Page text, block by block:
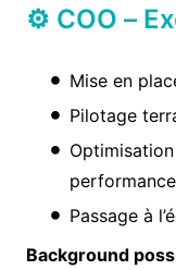
⚙️ COO –
Mise en
Pilotage
performance
Passage à
Background